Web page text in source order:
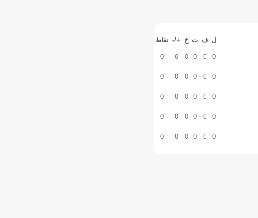
ل ف ت خ +/- نقاط
0
0
0
0
0
0
0
0
0
0
0
0
0
0
0
0
0
0
0
0
0
0
0
0
0
0
0
0
0
0